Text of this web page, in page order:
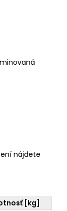
nájdete
[kg]